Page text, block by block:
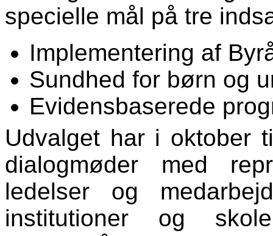
specielle mål på tre
Implementering af
Sundhed for børn og
Evidensbaserede
Udvalget har i oktober
dialogmøder med
ledelser og
institutioner og